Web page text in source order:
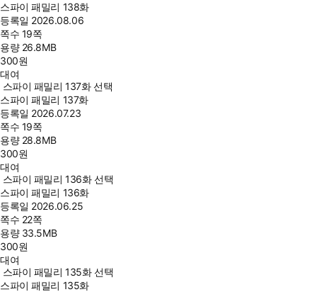
스파이 패밀리 138화
등록일 2026.08.06
쪽수 19쪽
용량 26.8MB
300원
대여
스파이 패밀리 137화 선택
스파이 패밀리 137화
등록일 2026.07.23
쪽수 19쪽
용량 28.8MB
300원
대여
스파이 패밀리 136화 선택
스파이 패밀리 136화
등록일 2026.06.25
쪽수 22쪽
용량 33.5MB
300원
대여
스파이 패밀리 135화 선택
스파이 패밀리 135화